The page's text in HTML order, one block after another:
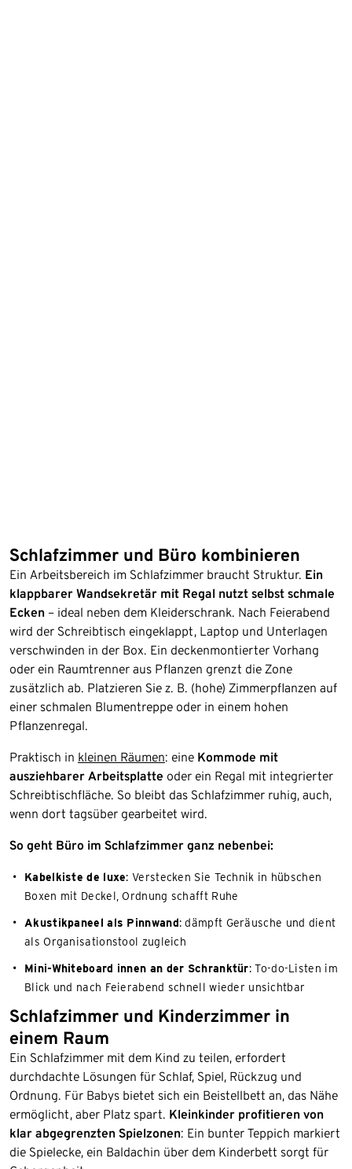
Schlafzimmer und Büro kombinieren
Ein Arbeitsbereich im Schlafzimmer braucht Struktur. Ein
klappbarer Wandsekretär mit Regal nutzt selbst schmale
Ecken – ideal neben dem Kleiderschrank. Nach Feierabend
wird der Schreibtisch eingeklappt, Laptop und Unterlagen
verschwinden in der Box. Ein deckenmontierter Vorhang
oder ein Raumtrenner aus Pflanzen grenzt die Zone
zusätzlich ab. Platzieren Sie z. B. (hohe) Zimmerpflanzen auf
einer schmalen Blumentreppe oder in einem hohen
Pflanzenregal.
Praktisch in kleinen Räumen: eine Kommode mit
ausziehbarer Arbeitsplatte oder ein Regal mit integrierter
Schreibtischfläche. So bleibt das Schlafzimmer ruhig, auch,
wenn dort tagsüber gearbeitet wird.
So geht Büro im Schlafzimmer ganz nebenbei:
Kabelkiste de luxe: Verstecken Sie Technik in hübschen
Boxen mit Deckel, Ordnung schafft Ruhe
Akustikpaneel als Pinnwand: dämpft Geräusche und dient
als Organisationstool zugleich
Mini-Whiteboard innen an der Schranktür: To-do-Listen im
Blick und nach Feierabend schnell wieder unsichtbar
Schlafzimmer und Kinderzimmer in
einem Raum
Ein Schlafzimmer mit dem Kind zu teilen, erfordert
durchdachte Lösungen für Schlaf, Spiel, Rückzug und
Ordnung. Für Babys bietet sich ein Beistellbett an, das Nähe
ermöglicht, aber Platz spart. Kleinkinder profitieren von
klar abgegrenzten Spielzonen: Ein bunter Teppich markiert
die Spielecke, ein Baldachin über dem Kinderbett sorgt für